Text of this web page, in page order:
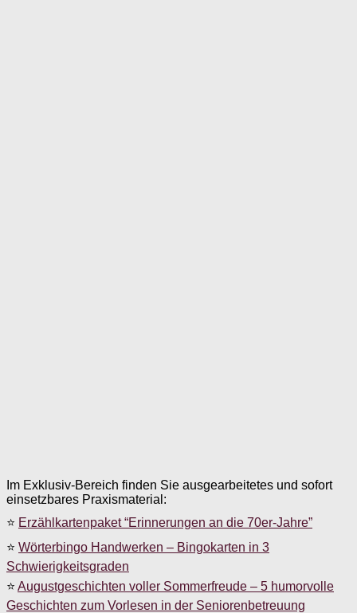
Im Exklusiv-Bereich finden Sie ausgearbeitetes und sofort
einsetzbares Praxismaterial:
⭐ Erzählkartenpaket “Erinnerungen an die 70er-Jahre”
⭐ Wörterbingo Handwerken – Bingokarten in 3
Schwierigkeitsgraden
⭐ Augustgeschichten voller Sommerfreude – 5 humorvolle
Geschichten zum Vorlesen in der Seniorenbetreuung